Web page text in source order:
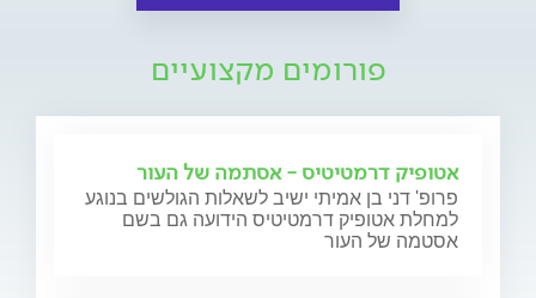
פורומים מקצועיים
אטופיק דרמטיטיס - אסתמה של העור
פרופ' דני בן אמיתי ישיב לשאלות הגולשים בנוגע
למחלת אטופיק דרמטיטיס הידועה גם בשם
אסטמה של העור